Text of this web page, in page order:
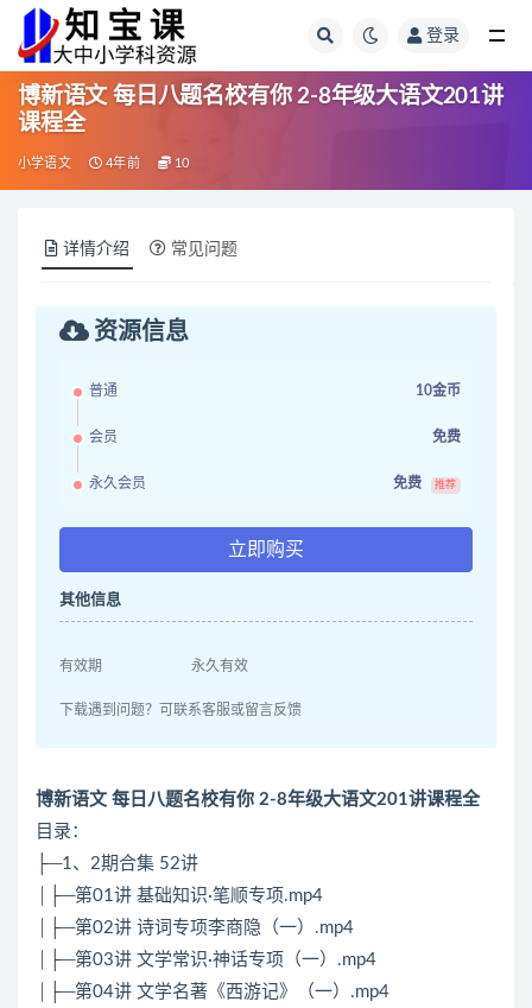
登录
博新语文 每日八题名校有你 2-8年级大语文201讲
课程全
小学语文 4年前 10
详情介绍 常见问题
资源信息
普通 10金币
会员 免费
永久会员 免费 推荐
立即购买
其他信息
有效期 永久有效
下载遇到问题？可联系客服或留言反馈
博新语文 每日八题名校有你 2-8年级大语文201讲课程全
目录：
├─1、2期合集 52讲
│├─第01讲 基础知识·笔顺专项.mp4
│├─第02讲 诗词专项李商隐（一）.mp4
│├─第03讲 文学常识·神话专项（一）.mp4
│├─第04讲 文学名著《西游记》（一）.mp4
全部